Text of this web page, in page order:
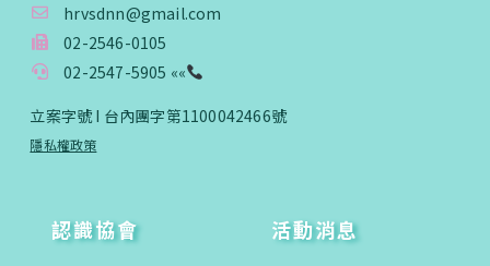
hrvsdnn@gmail.com
02-2546-0105
02-2547-5905 ««
立案字號 I 台內團字第1100042466號
隱私權政策
認識協會
活動消息